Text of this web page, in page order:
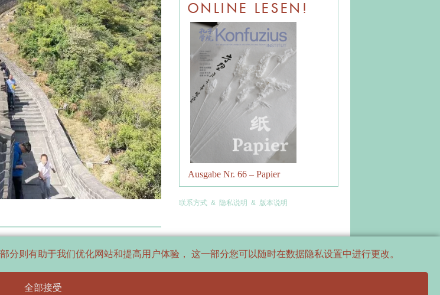
ONLINE LESEN!
Ausgabe Nr. 66 – Papier
联系方式 & 隐私说明 & 版本说明
则有助于我们优化网站和提高用户体验， 这一部分您可以随时在数据隐私设置中进行更改。
全部接受